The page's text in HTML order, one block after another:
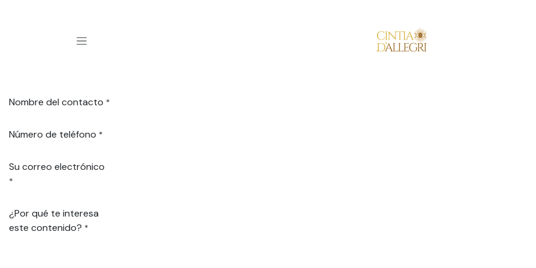
Nombre del contacto *
Número de teléfono *
Su correo electrónico
*
¿Por qué te interesa
este contenido? *